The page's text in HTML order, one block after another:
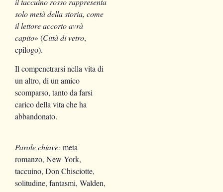
solo metà della storia, come
il lettore accorto avrà
capito» (Città di vetro,
epilogo).
Il compenetrarsi nella vita di
un altro, di un amico
scomparso, tanto da farsi
carico della vita che ha
abbandonato.
Parole chiave: meta
romanzo, New York,
taccuino, Don Chisciotte,
solitudine, fantasmi, Walden,